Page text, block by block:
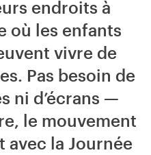
endroits à
où les enfants
vivre de
Pas besoin de
ni d’écrans —
le mouvement
avec la Journée